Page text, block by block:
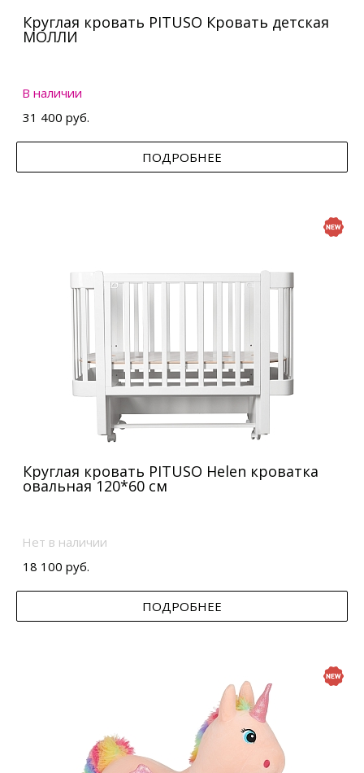
Круглая кровать PITUSO Кровать детская
МОЛЛИ
В наличии
31 400 руб.
ПОДРОБНЕЕ
Круглая кровать PITUSO Helen кроватка
овальная 120*60 см
Нет в наличии
18 100 руб.
ПОДРОБНЕЕ